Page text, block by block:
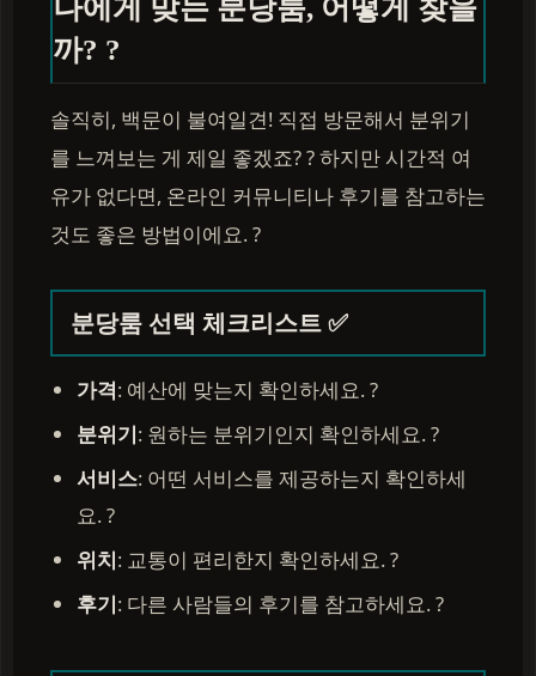
나에게 맞는 분당룸, 어떻게 찾을
까? ?
솔직히, 백문이 불여일견! 직접 방문해서 분위기
를 느껴보는 게 제일 좋겠죠? ? 하지만 시간적 여
유가 없다면, 온라인 커뮤니티나 후기를 참고하는
것도 좋은 방법이에요. ?
분당룸 선택 체크리스트 ✅
가격: 예산에 맞는지 확인하세요. ?
분위기: 원하는 분위기인지 확인하세요. ?
서비스: 어떤 서비스를 제공하는지 확인하세
요. ?️
위치: 교통이 편리한지 확인하세요. ?
후기: 다른 사람들의 후기를 참고하세요. ?